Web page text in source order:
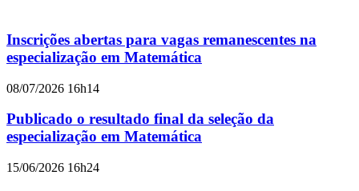
Inscrições abertas para vagas remanescentes na
especialização em Matemática
08/07/2026 16h14
Publicado o resultado final da seleção da
especialização em Matemática
15/06/2026 16h24